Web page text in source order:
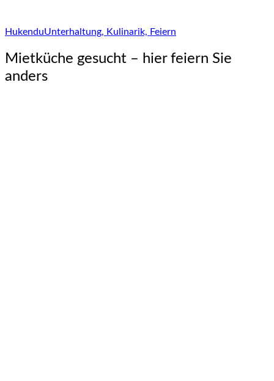
HukenduUnterhaltung, Kulinarik, Feiern
Mietküche gesucht – hier feiern Sie
anders